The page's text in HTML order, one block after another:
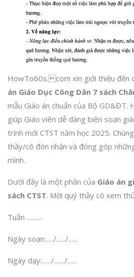
HowTo60s.com xin giới thiệu đến
án Giáo Dục Công Dân 7 sách
mẫu Giáo án chuẩn của Bộ GD&ĐT.
giúp Giáo viên dễ dàng biên soạn
trình mới CTST năm học 2025.
thầy/cô đón nhận và đóng góp
mình.
Dưới đây là một phần của Giáo án
sách CTST. Mời quý thầy cô xem
Tuần ..........
Ngày soạn:...../....../......
Ngày dạy:....../......./......